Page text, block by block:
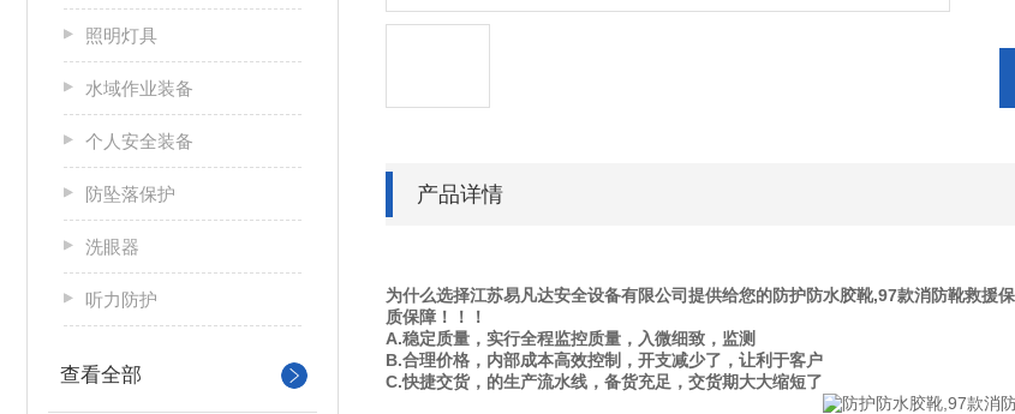
照明灯具
水域作业装备
个人安全装备
防坠落保护
洗眼器
听力防护
查看全部
产品详情
为什么选择江苏易凡达安全设备有限公司提供给您的防护防水胶靴,97款消防靴救
质保障！！！
A.稳定质量，实行全程监控质量，入微细致，监测
B.合理价格，内部成本高效控制，开支减少了，让利于客户
C.快捷交货，的生产流水线，备货充足，交货期大大缩短了